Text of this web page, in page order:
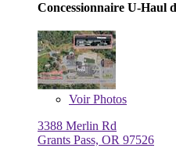
Concessionnaire U-Haul
VoirPhotos
3388 Merlin Rd
Grants Pass, OR 97526